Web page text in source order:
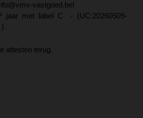
vastgoed.be!
jaar met label C - (UC:20260509-
attesten terug.